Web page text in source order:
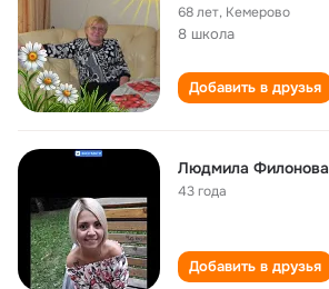
68 лет, Кемерово
8 школа
Добавить в друзья
Людмила Филонова
43 года
Добавить в друзья